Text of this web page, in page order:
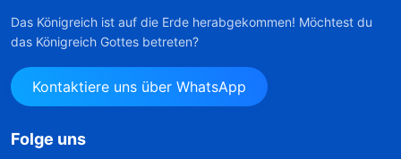
Das Königreich ist auf die Erde herabgekommen! Möchtest du
das Königreich Gottes betreten?
Kontaktiere uns über WhatsApp
Folge uns